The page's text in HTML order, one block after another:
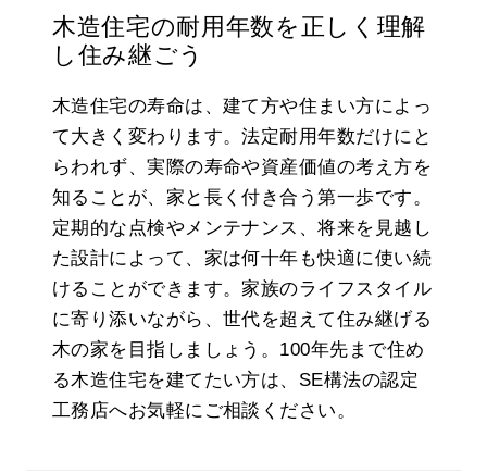
木造住宅の耐用年数を正しく理解
し住み継ごう
木造住宅の寿命は、建て方や住まい方によっ
て大きく変わります。法定耐用年数だけにと
らわれず、実際の寿命や資産価値の考え方を
知ることが、家と長く付き合う第一歩です。
定期的な点検やメンテナンス、将来を見越し
た設計によって、家は何十年も快適に使い続
けることができます。家族のライフスタイル
に寄り添いながら、世代を超えて住み継げる
木の家を目指しましょう。100年先まで住め
る木造住宅を建てたい方は、SE構法の認定
工務店へお気軽にご相談ください。